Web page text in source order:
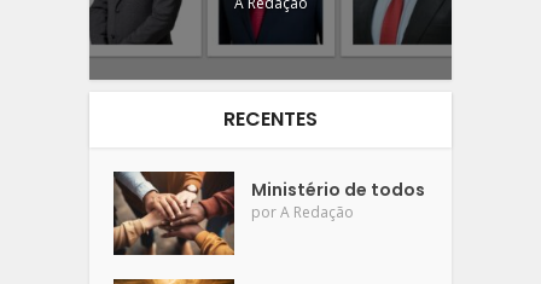
RECENTES
Ministério de todos
porA Redação